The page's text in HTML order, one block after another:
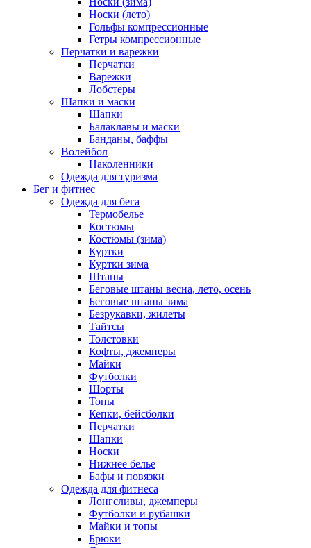
Носки (лето)
Гольфы компрессионные
Гетры компрессионные
Перчатки и варежки
Перчатки
Варежки
Лобстеры
Шапки и маски
Шапки
Балаклавы и маски
Банданы, баффы
Волейбол
Наколенники
Одежда для туризма
Бег и фитнес
Одежда для бега
Термобелье
Костюмы
Костюмы (зима)
Куртки
Куртки зима
Штаны
Беговые штаны весна, лето, осень
Беговые штаны зима
Безрукавки, жилеты
Тайтсы
Толстовки
Кофты, джемперы
Майки
Футболки
Шорты
Топы
Кепки, бейсболки
Перчатки
Шапки
Носки
Нижнее белье
Бафы и повязки
Одежда для фитнеса
Лонгсливы, джемперы
Футболки и рубашки
Майки и топы
Брюки